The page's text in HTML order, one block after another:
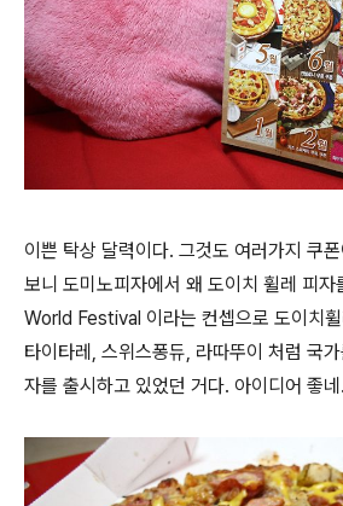
이쁜 탁상 달력이다. 그것도 여러가지 쿠
보니 도미노피자에서 왜 도이치 휠레 피자
World Festival 이라는 컨셉으로 도이치
타이타레, 스위스퐁듀, 라따뚜이 처럼 국
자를 출시하고 있었던 거다. 아이디어 좋